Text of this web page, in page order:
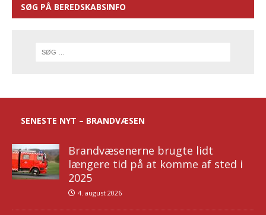
SØG PÅ BEREDSKABSINFO
SENESTE NYT – BRANDVÆSEN
Brandvæsenerne brugte lidt
længere tid på at komme af sted i
2025
4. august 2026